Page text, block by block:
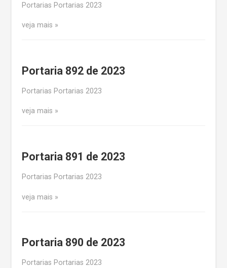
Portarias Portarias 2023
veja mais
Portaria 892 de 2023
Portarias Portarias 2023
veja mais
Portaria 891 de 2023
Portarias Portarias 2023
veja mais
Portaria 890 de 2023
Portarias Portarias 2023